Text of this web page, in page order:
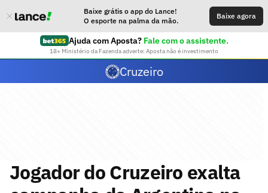
Baixe grátis o app do Lance!
O esporte na palma da mão.
Baixe agora
Ajuda com Aposta? Fale com o assistente.
18+ Ministério da Fazenda adverte: Aposta não é investimento
Cruzeiro
Jogador do Cruzeiro exalta